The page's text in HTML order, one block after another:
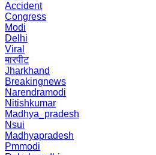
Accident
Congress
Modi
Delhi
Viral
मारपीट
Jharkhand
Breakingnews
Narendramodi
Nitishkumar
Madhya_pradesh
Nsui
Madhyapradesh
Pmmodi